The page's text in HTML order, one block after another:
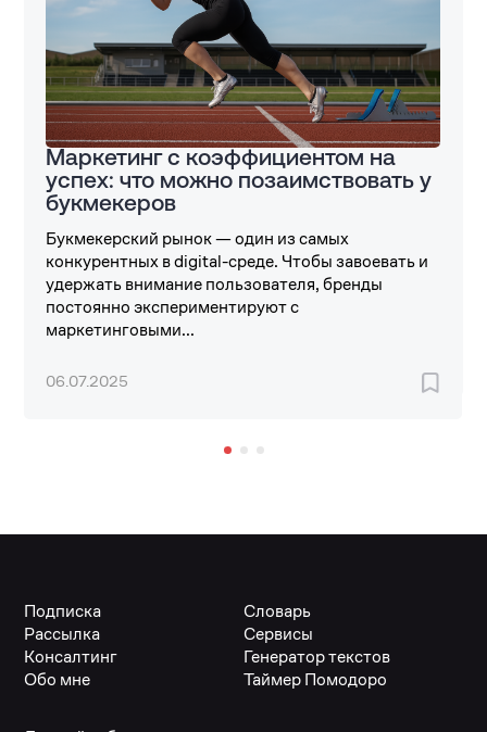
Маркетинг с коэффициентом на
успех: что можно позаимствовать у
букмекеров
Букмекерский рынок — один из самых
конкурентных в digital-среде. Чтобы завоевать и
удержать внимание пользователя, бренды
постоянно экспериментируют с
маркетинговыми...
06.07.2025
Подписка
Рассылка
Консалтинг
Обо мне
Словарь
Сервисы
Генератор текстов
Таймер Помодоро